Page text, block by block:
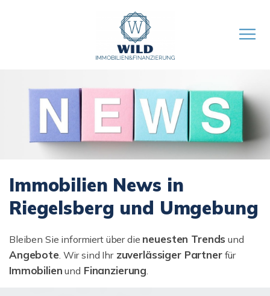
Immobilien News in
Riegelsberg und Umgebung
Bleiben Sie informiert über die neuesten Trends und
Angebote. Wir sind Ihrzuverlässiger Partnerfür
Immobilien und Finanzierung.